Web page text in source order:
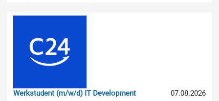
07.08.2026
Werkstudent (m/w/d) IT Development